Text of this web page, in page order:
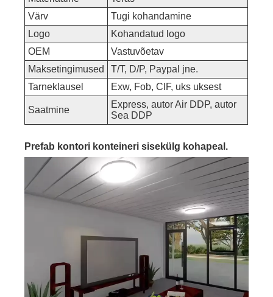
Värv
Tugi kohandamine
Logo
Kohandatud logo
OEM
Vastuvõetav
Maksetingimused
T/T, D/P, Paypal jne.
Tarneklausel
Exw, Fob, CIF, uks uksest
Saatmine
Express, autor Air DDP, autor
Sea DDP
Prefab kontori konteineri sisekülg kohapeal.